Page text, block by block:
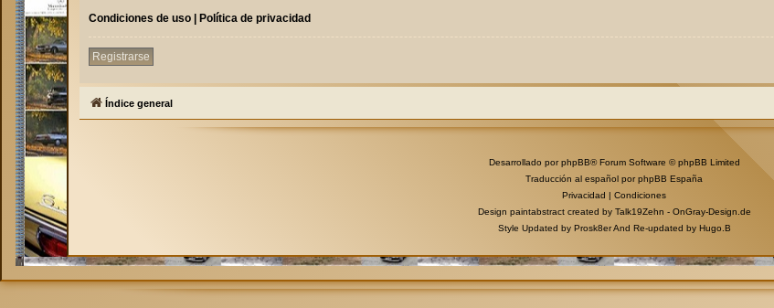
Condiciones de uso
Política de privacidad
Registrarse
Índice general
Desarrollado porphpBB® Forum Software © phpBB Limited
Traducción al español porphpBB España
Privacidad | Condiciones
Design paintabstract created by Talk19Zehn - OnGray-Design.de
Style Updated by Prosk8erAnd Re-updated by Hugo.B